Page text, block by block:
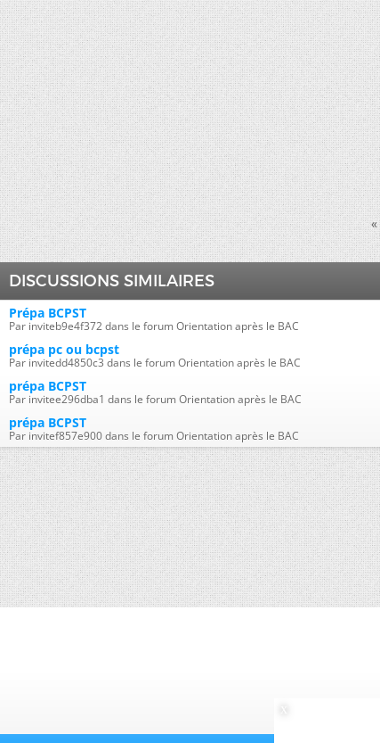
«
DISCUSSIONS SIMILAIRES
Prépa BCPST
Par inviteb9e4f372 dans le forum Orientation après le BAC
prépa pc ou bcpst
Par invitedd4850c3 dans le forum Orientation après le BAC
prépa BCPST
Par invitee296dba1 dans le forum Orientation après le BAC
prépa BCPST
Par invitef857e900 dans le forum Orientation après le BAC